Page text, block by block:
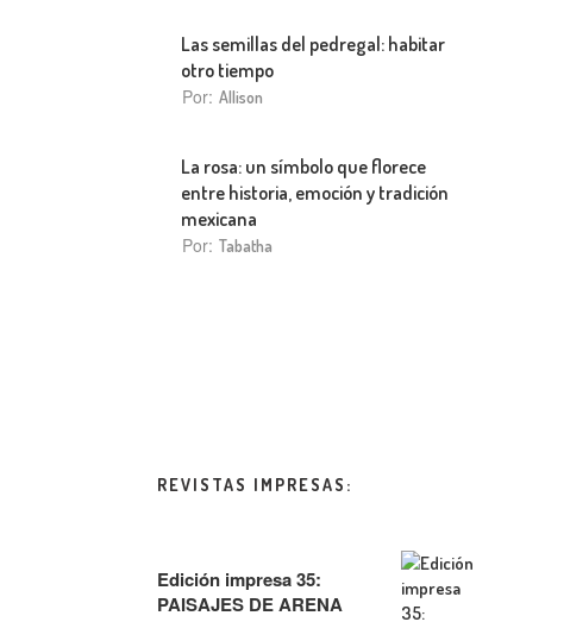
Las semillas del pedregal: habitar
otro tiempo
Por: Allison
La rosa: un símbolo que florece
entre historia, emoción y tradición
mexicana
Por: Tabatha
REVISTAS IMPRESAS:
Edición impresa 35:
PAISAJES DE ARENA